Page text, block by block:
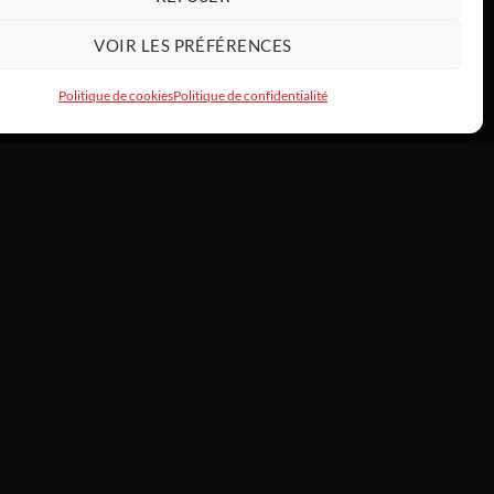
VOIR LES PRÉFÉRENCES
Politique de cookiesPolitique de confidentialité